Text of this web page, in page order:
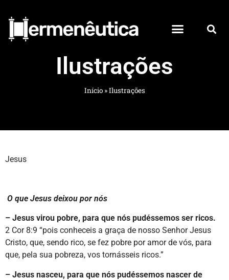
Ilustrações
Início»Ilustrações
Jesus
O que Jesus deixou por nós
– Jesus virou pobre, para que nós pudéssemos ser ricos.
2 Cor 8:9 “pois conheceis a graça de nosso Senhor Jesus
Cristo, que, sendo rico, se fez pobre por amor de vós, para
que, pela sua pobreza, vos tornásseis ricos.”
– Jesus nasceu, para que nós pudéssemos nascer de